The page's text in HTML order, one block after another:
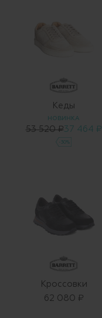
Кеды
НОВИНКА
53 520 ₽ 37 464 ₽
-30%
Кроссовки
62 080 ₽